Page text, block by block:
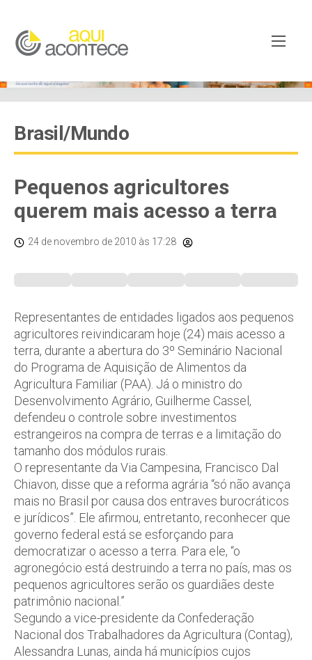
Brasil/Mundo
Pequenos agricultores
querem mais acesso a terra
24 de novembro de 2010 às 17:28
Representantes de entidades ligados aos pequenos
agricultores reivindicaram hoje (24) mais acesso a
terra, durante a abertura do 3º Seminário Nacional
do Programa de Aquisição de Alimentos da
Agricultura Familiar (PAA). Já o ministro do
Desenvolvimento Agrário, Guilherme Cassel,
defendeu o controle sobre investimentos
estrangeiros na compra de terras e a limitação do
tamanho dos módulos rurais.
O representante da Via Campesina, Francisco Dal
Chiavon, disse que a reforma agrária “só não avança
mais no Brasil por causa dos entraves burocráticos
e jurídicos”. Ele afirmou, entretanto, reconhecer que
governo federal está se esforçando para
democratizar o acesso a terra. Para ele, “o
agronegócio está destruindo a terra no país, mas os
pequenos agricultores serão os guardiães deste
patrimônio nacional.”
Segundo a vice-presidente da Confederação
Nacional dos Trabalhadores da Agricultura (Contag),
Alessandra Lunas, ainda há municípios cujos